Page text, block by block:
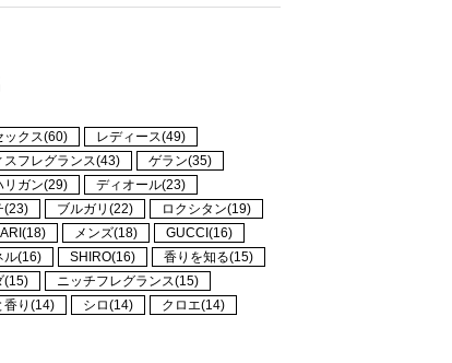
ックス(60)
レディース(49)
スフレグランス(43)
ゲラン(35)
リガン(29)
ディオール(23)
(23)
ブルガリ(22)
ロクシタン(19)
メンズ(18)
GUCCI(16)
ル(16)
SHIRO(16)
香りを知る(15)
(15)
ニッチフレグランス(15)
香り(14)
シロ(14) クロエ(14)